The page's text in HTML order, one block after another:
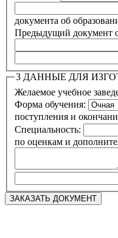
документа об
Предыдущий документ
3 ДАННЫЕ ДЛЯ
Желаемое учебное
Форма обучения:
поступления и
Специальность:
по оценкам и